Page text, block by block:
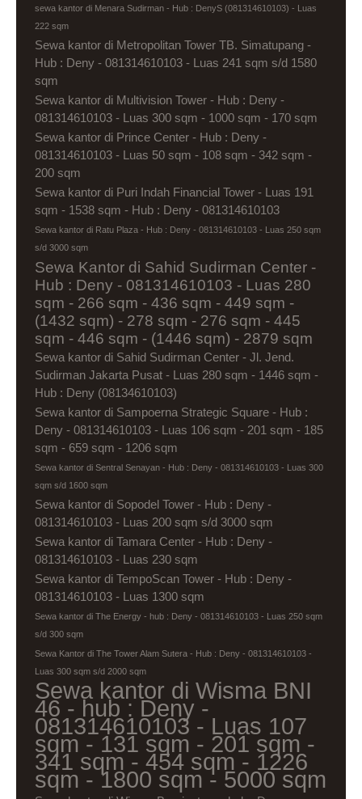
sewa kantor di Menara Sudirman - Hub : DenyS (081314610103) - Luas
222 sqm
Sewa kantor di Metropolitan Tower TB. Simatupang -
Hub : Deny - 081314610103 - Luas 241 sqm s/d 1580
sqm
Sewa kantor di Multivision Tower - Hub : Deny -
081314610103 - Luas 300 sqm - 1000 sqm - 170 sqm
Sewa kantor di Prince Center - Hub : Deny -
081314610103 - Luas 50 sqm - 108 sqm - 342 sqm -
200 sqm
Sewa kantor di Puri Indah Financial Tower - Luas 191
sqm - 1538 sqm - Hub : Deny - 081314610103
Sewa kantor di Ratu Plaza - Hub : Deny - 081314610103 - Luas 250 sqm
s/d 3000 sqm
Sewa Kantor di Sahid Sudirman Center -
Hub : Deny - 081314610103 - Luas 280
sqm - 266 sqm - 436 sqm - 449 sqm -
(1432 sqm) - 278 sqm - 276 sqm - 445
sqm - 446 sqm - (1446 sqm) - 2879 sqm
Sewa kantor di Sahid Sudirman Center - Jl. Jend.
Sudirman Jakarta Pusat - Luas 280 sqm - 1446 sqm -
Hub : Deny (08134610103)
Sewa kantor di Sampoerna Strategic Square - Hub :
Deny - 081314610103 - Luas 106 sqm - 201 sqm - 185
sqm - 659 sqm - 1206 sqm
Sewa kantor di Sentral Senayan - Hub : Deny - 081314610103 - Luas 300
sqm s/d 1600 sqm
Sewa kantor di Sopodel Tower - Hub : Deny -
081314610103 - Luas 200 sqm s/d 3000 sqm
Sewa kantor di Tamara Center - Hub : Deny -
081314610103 - Luas 230 sqm
Sewa kantor di TempoScan Tower - Hub : Deny -
081314610103 - Luas 1300 sqm
Sewa kantor di The Energy - hub : Deny - 081314610103 - Luas 250 sqm
s/d 300 sqm
Sewa Kantor di The Tower Alam Sutera - Hub : Deny - 081314610103 -
Luas 300 sqm s/d 2000 sqm
Sewa kantor di Wisma BNI
46 - hub : Deny -
081314610103 - Luas 107
sqm - 131 sqm - 201 sqm -
341 sqm - 454 sqm - 1226
sqm - 1800 sqm - 5000 sqm